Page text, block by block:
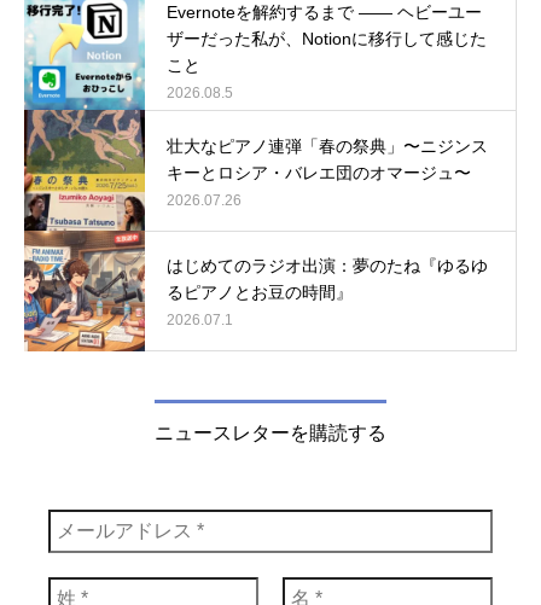
Evernoteを解約するまで ―― ヘビーユー
ザーだった私が、Notionに移行して感じた
こと
2026.08.5
壮大なピアノ連弾「春の祭典」〜ニジンス
キーとロシア・バレエ団のオマージュ〜
2026.07.26
はじめてのラジオ出演：夢のたね『ゆるゆ
るピアノとお豆の時間』
2026.07.1
ニュースレターを購読する